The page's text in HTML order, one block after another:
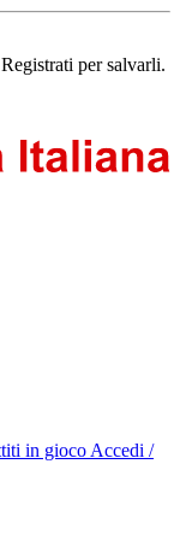
Registrati per salvarli.
in gioco Accedi /